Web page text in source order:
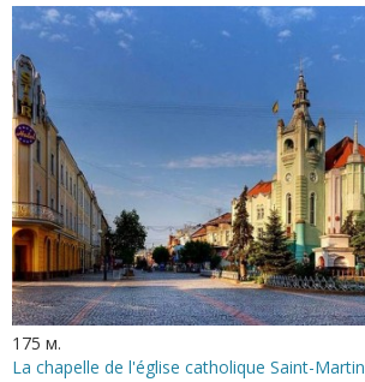
175 м.
La chapelle de l'église catholique Saint-Martin